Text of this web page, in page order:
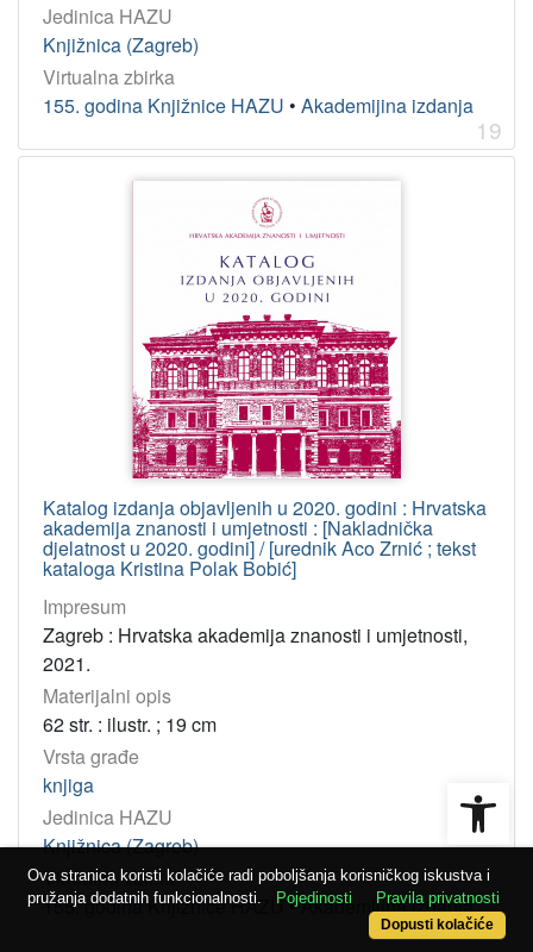
Jedinica HAZU
Knjižnica (Zagreb)
Virtualna zbirka
155. godina Knjižnice HAZU • Akademijina izdanja
19
Katalog izdanja objavljenih u 2020. godini : Hrvatska
akademija znanosti i umjetnosti : [Nakladnička
djelatnost u 2020. godini] / [urednik Aco Zrnić ; tekst
kataloga Kristina Polak Bobić]
Impresum
Zagreb : Hrvatska akademija znanosti i umjetnosti,
2021.
Materijalni opis
62 str. : ilustr. ; 19 cm
Vrsta građe
knjiga
Jedinica HAZU
Knjižnica (Zagreb)
Virtualna zbirka
155. godina Knjižnice HAZU•Akademijina izdanja
20
Ova stranica koristi kolačiće radi poboljšanja korisničkog iskustva i
pružanja dodatnih funkcionalnosti.
Pojedinosti Pravila privatnosti
Dopusti kolačiće